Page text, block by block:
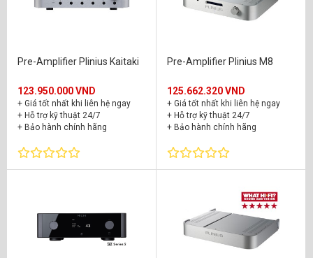
Pre-Amplifier Plinius Kaitaki
123.950.000 VND
+ Giá tốt nhất khi liên hệ ngay
+ Hỗ trợ kỹ thuật 24/7
+ Bảo hành chính hãng
Pre-Amplifier Plinius M8
125.662.320 VND
+ Giá tốt nhất khi liên hệ ngay
+ Hỗ trợ kỹ thuật 24/7
+ Bảo hành chính hãng